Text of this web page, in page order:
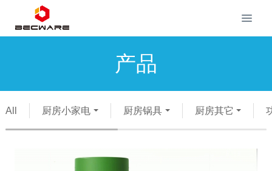
产品
All 厨房小家电 厨房锅具 厨房其它